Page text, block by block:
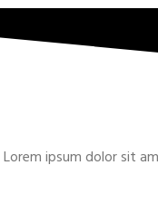
Lorem ipsum dolor sit